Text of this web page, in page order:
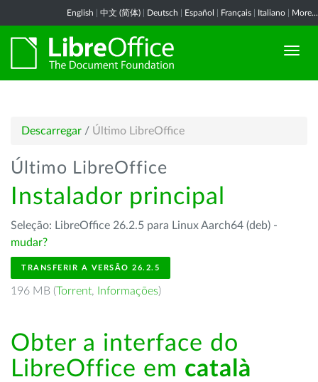
English 中文 (简体) Deutsch Español Français Italiano More...
Descarregar / Último LibreOffice
Último LibreOffice
Instalador principal
Seleção: LibreOffice 26.2.5 para Linux Aarch64 (deb) -
mudar?
TRANSFERIR A VERSÃO 26.2.5
196 MB (Torrent, Informações)
Obter a interface do
LibreOffice em català